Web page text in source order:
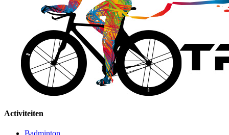
Activiteiten